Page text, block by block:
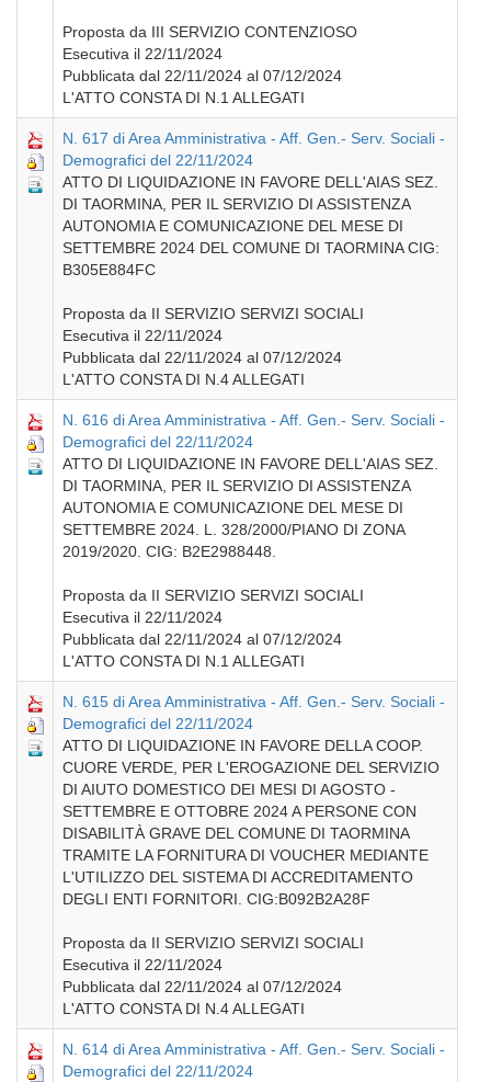
Proposta da III SERVIZIO CONTENZIOSO
Esecutiva il 22/11/2024
Pubblicata dal 22/11/2024 al 07/12/2024
L'ATTO CONSTA DI N.1 ALLEGATI
N. 617 di Area Amministrativa - Aff. Gen.- Serv. Sociali -
Demografici del 22/11/2024
ATTO DI LIQUIDAZIONE IN FAVORE DELL'AIAS SEZ.
DI TAORMINA, PER IL SERVIZIO DI ASSISTENZA
AUTONOMIA E COMUNICAZIONE DEL MESE DI
SETTEMBRE 2024 DEL COMUNE DI TAORMINA CIG:
B305E884FC
Proposta da II SERVIZIO SERVIZI SOCIALI
Esecutiva il 22/11/2024
Pubblicata dal 22/11/2024 al 07/12/2024
L'ATTO CONSTA DI N.4 ALLEGATI
N. 616 di Area Amministrativa - Aff. Gen.- Serv. Sociali -
Demografici del 22/11/2024
ATTO DI LIQUIDAZIONE IN FAVORE DELL'AIAS SEZ.
DI TAORMINA, PER IL SERVIZIO DI ASSISTENZA
AUTONOMIA E COMUNICAZIONE DEL MESE DI
SETTEMBRE 2024. L. 328/2000/PIANO DI ZONA
2019/2020. CIG: B2E2988448.
Proposta da II SERVIZIO SERVIZI SOCIALI
Esecutiva il 22/11/2024
Pubblicata dal 22/11/2024 al 07/12/2024
L'ATTO CONSTA DI N.1 ALLEGATI
N. 615 di Area Amministrativa - Aff. Gen.- Serv. Sociali -
Demografici del 22/11/2024
ATTO DI LIQUIDAZIONE IN FAVORE DELLA COOP.
CUORE VERDE, PER L'EROGAZIONE DEL SERVIZIO
DI AIUTO DOMESTICO DEI MESI DI AGOSTO -
SETTEMBRE E OTTOBRE 2024 A PERSONE CON
DISABILITÀ GRAVE DEL COMUNE DI TAORMINA
TRAMITE LA FORNITURA DI VOUCHER MEDIANTE
L'UTILIZZO DEL SISTEMA DI ACCREDITAMENTO
DEGLI ENTI FORNITORI. CIG:B092B2A28F
Proposta da II SERVIZIO SERVIZI SOCIALI
Esecutiva il 22/11/2024
Pubblicata dal 22/11/2024 al 07/12/2024
L'ATTO CONSTA DI N.4 ALLEGATI
N. 614 di Area Amministrativa - Aff. Gen.- Serv. Sociali -
Demografici del 22/11/2024